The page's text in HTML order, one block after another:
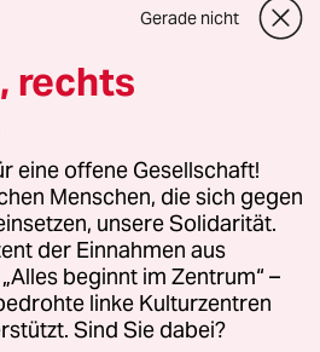
Facebook beauftragt, die
durchzuführen,
gehören. Samasource
an,
leiden
Meta
verpflichtet
Maßnahmen zu
Gerade nicht
rechts
eine offene Gesellschaft!
Menschen, die sich gegen
unsere Solidarität.
der Einnahmen aus
beginnt im Zentrum“ –
linke Kulturzentren
Sind Sie dabei?